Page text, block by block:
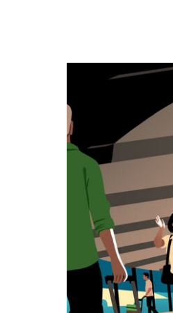
を
操
作
し、
す。
タ